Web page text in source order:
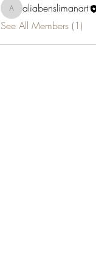
aliabenslimanart
aliabenslimanart
See All Members (1)